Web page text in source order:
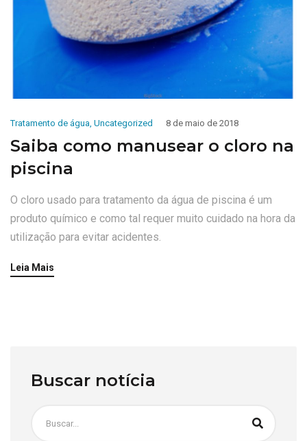
Tratamento de água, Uncategorized 8 de maio de 2018
Saiba como manusear o cloro na
piscina
O cloro usado para tratamento da água de piscina é um
produto químico e como tal requer muito cuidado na hora da
utilização para evitar acidentes.
Leia Mais
Buscar notícia